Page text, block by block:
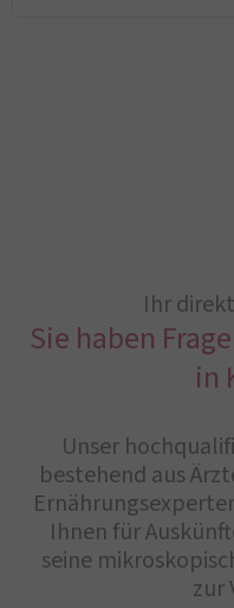
Ihr
Sie haben
in
Unser
bestehend aus
Ihnen für
seine
zur